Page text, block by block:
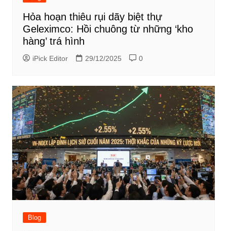
Hỏa hoạn thiêu rụi dãy biệt thự
Geleximco: Hồi chuông từ những ‘kho
hàng’ trá hình
iPick Editor 29/12/2025 0
Blog